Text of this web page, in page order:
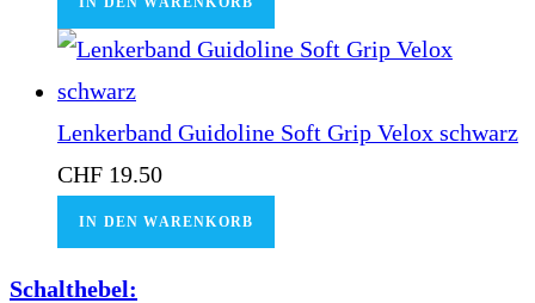
Lenkerband Guidoline Soft Grip Velox schwarz
CHF 19.50
IN DEN WARENKORB
Schalthebel: